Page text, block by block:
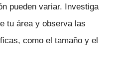
pueden variar. Investiga
tu área y observa las
como el tamaño y el